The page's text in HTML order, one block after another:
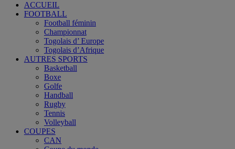
ACCUEIL
FOOTBALL
Football féminin
Championnat
Togolais d’ Europe
Togolais d’Afrique
AUTRES SPORTS
Basketball
Boxe
Golfe
Handball
Rugby
Tennis
Volleyball
COUPES
CAN